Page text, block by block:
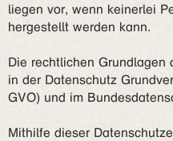
liegen vor, wenn keinerlei
hergestellt werden kann.
Die rechtlichen Grundlagen
in der Datenschutz
GVO) und im
Mithilfe dieser